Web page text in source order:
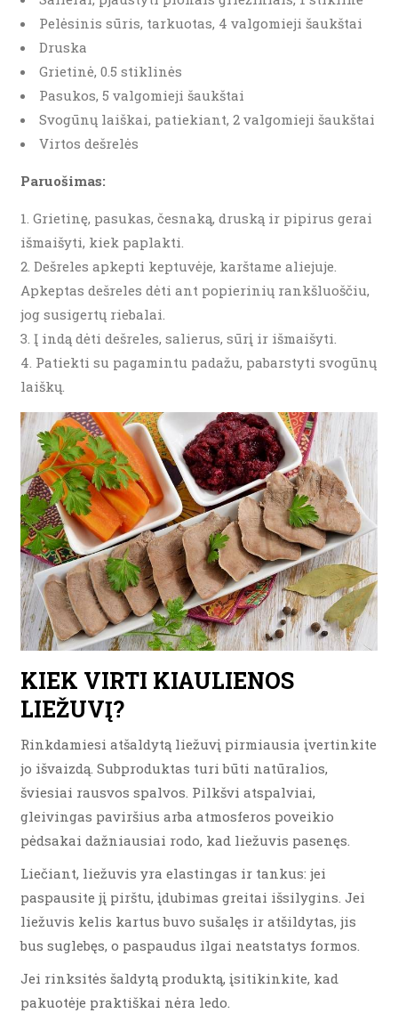
Pelėsinis sūris, tarkuotas, 4 valgomieji šaukštai
Druska
Grietinė, 0.5 stiklinės
Pasukos, 5 valgomieji šaukštai
Svogūnų laiškai, patiekiant, 2 valgomieji šaukštai
Virtos dešrelės
Paruošimas:
Grietinę, pasukas, česnaką, druską ir pipirus gerai
išmaišyti, kiek paplakti.
Dešreles apkepti keptuvėje, karštame aliejuje.
Apkeptas dešreles dėti ant popierinių rankšluoščiu,
jog susigertų riebalai.
Į indą dėti dešreles, salierus, sūrį ir išmaišyti.
Patiekti su pagamintu padažu, pabarstyti svogūnų
laiškų.
KIEK VIRTI KIAULIENOS
LIEŽUVĮ?
Rinkdamiesi atšaldytą liežuvį pirmiausia įvertinkite
jo išvaizdą. Subproduktas turi būti natūralios,
šviesiai rausvos spalvos. Pilkšvi atspalviai,
gleivingas paviršius arba atmosferos poveikio
pėdsakai dažniausiai rodo, kad liežuvis pasenęs.
Liečiant, liežuvis yra elastingas ir tankus: jei
paspausite jį pirštu, įdubimas greitai išsilygins. Jei
liežuvis kelis kartus buvo sušalęs ir atšildytas, jis
bus suglebęs, o paspaudus ilgai neatstatys formos.
Jei rinksitės šaldytą produktą, įsitikinkite, kad
pakuotėje praktiškai nėra ledo.